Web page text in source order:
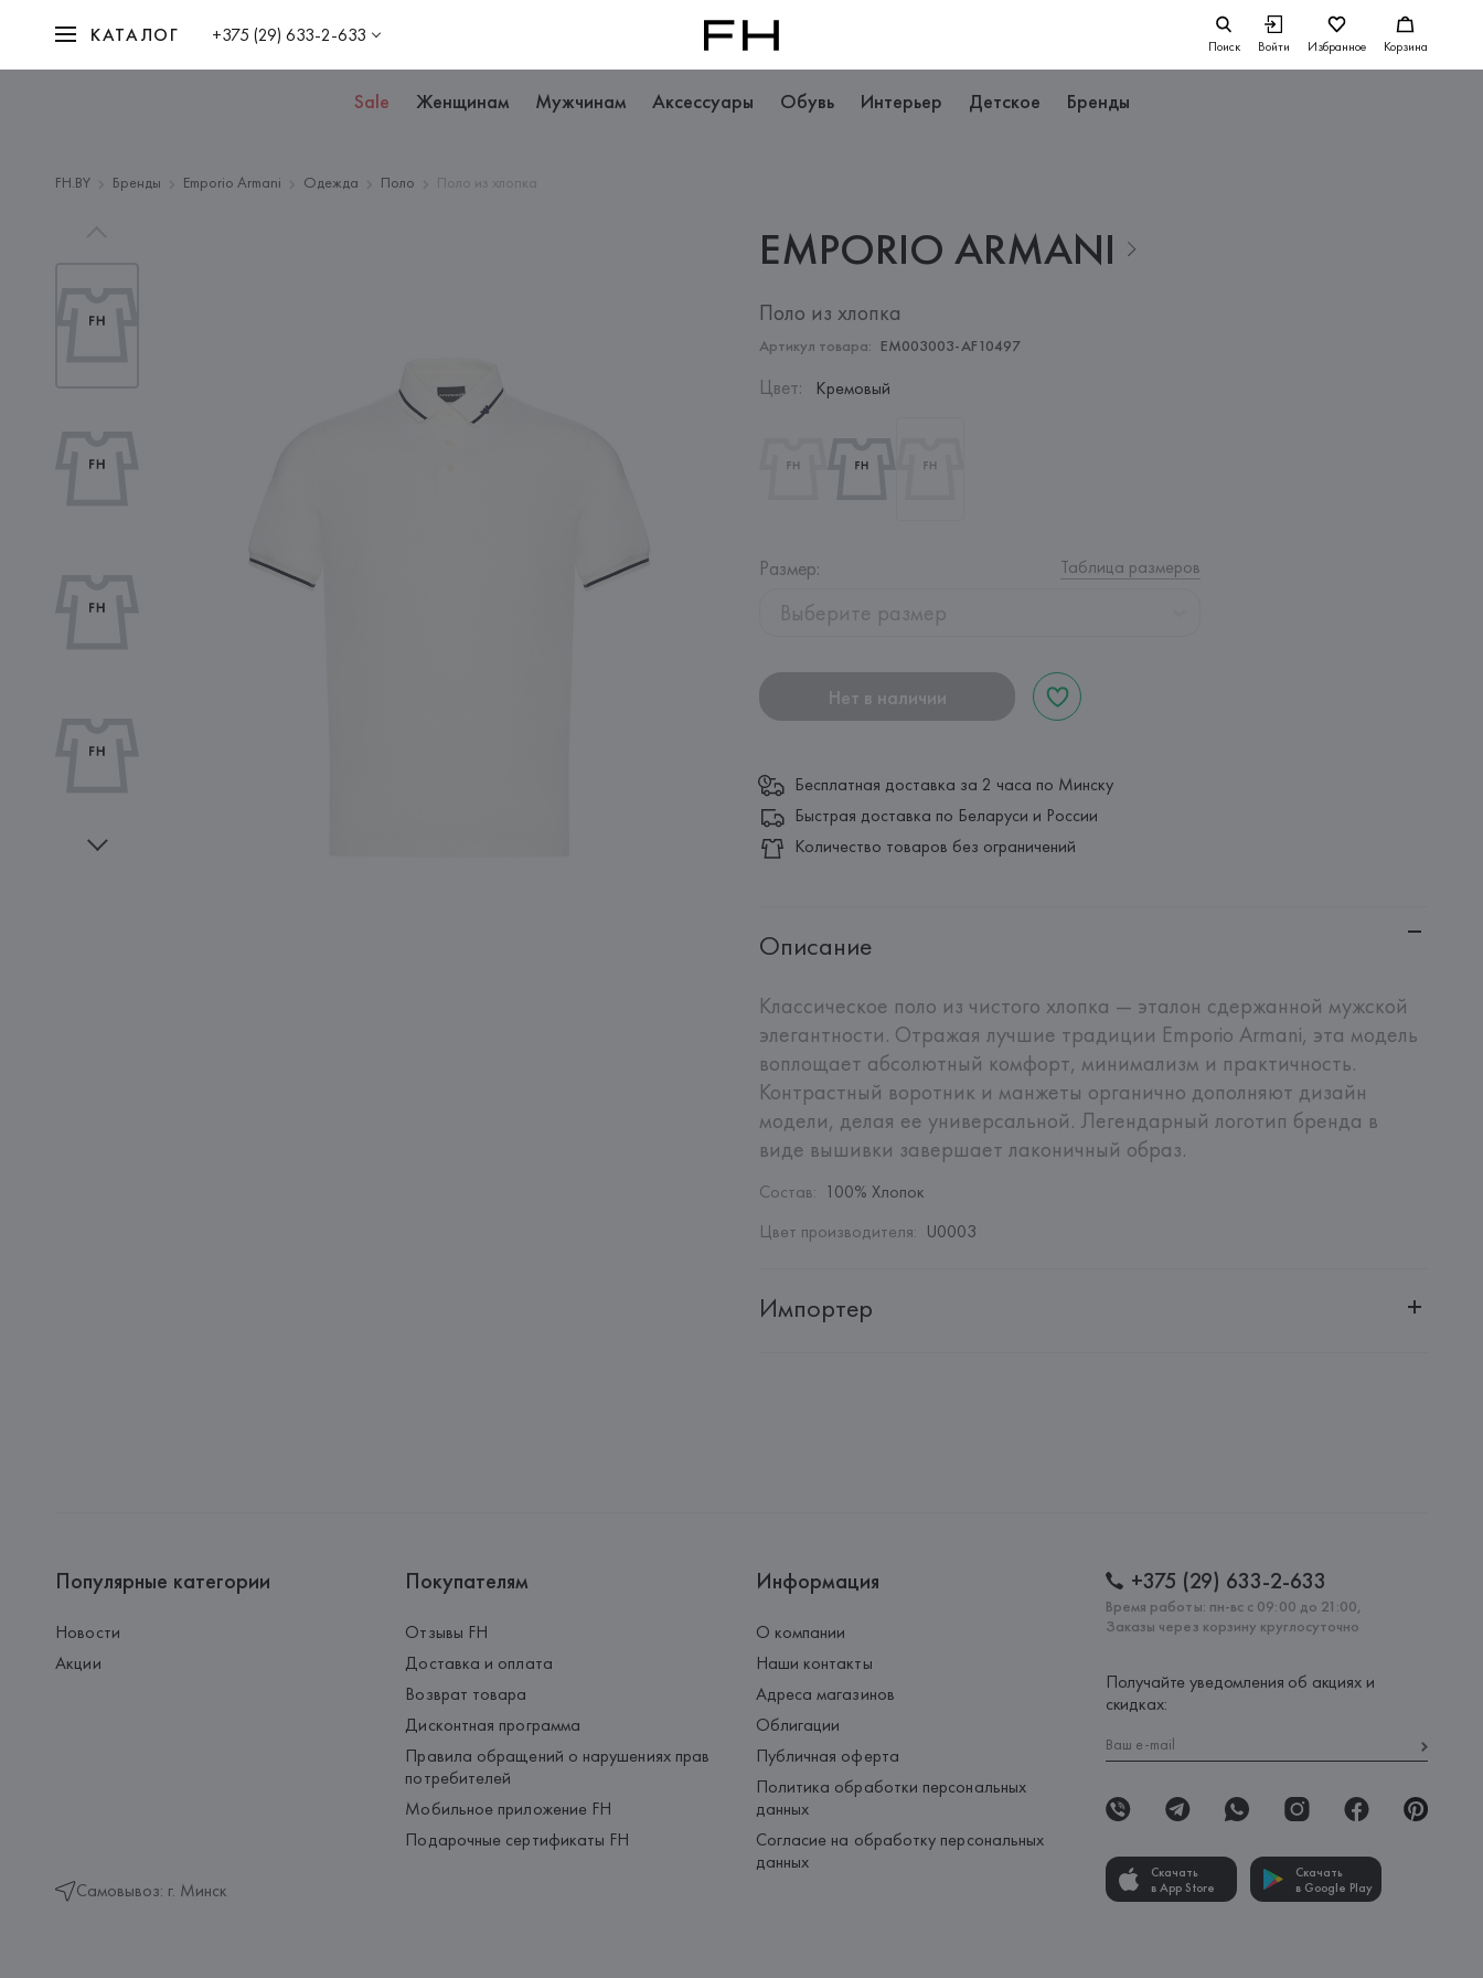
КАТАЛОГ +375 (29) 633-2-633 Поиск Войти Избранное Корзина
Sale Женщинам Мужчинам Аксессуары Обувь Интерьер Детское Бренды
FH.BY Бренды Emporio Armani Одежда Поло Поло из хлопка
EMPORIO ARMANI
Поло из хлопка
Артикул товара: EM003003-AF10497
Цвет: Кремовый
Размер: Таблица размеров
Выберите размер
Нет в наличии
Бесплатная доставка за 2 часа по Минску
Быстрая доставка по Беларуси и России
Количество товаров без ограничений
Описание
Классическое поло из чистого хлопка — эталон сдержанной мужской
элегантности. Отражая лучшие традиции Emporio Armani, эта модель
воплощает абсолютный комфорт, минимализм и практичность.
Контрастный воротник и манжеты органично дополняют дизайн
модели, делая ее универсальной. Легендарный логотип бренда в
виде вышивки завершает лаконичный образ.
Состав: 100% Хлопок
Цвет производителя: U0003
Импортер
Популярные категории
Новости
Акции
Самовывоз: г. Минск
Покупателям
Отзывы FH
Доставка и оплата
Возврат товара
Дисконтная программа
Правила обращений о нарушениях прав
потребителей
Мобильное приложение FH
Подарочные сертификаты FH
Информация
О компании
Наши контакты
Адреса магазинов
Облигации
Публичная оферта
Политика обработки персональных
данных
Согласие на обработку персональных
данных
+375 (29) 633-2-633
Время работы: пн-вс с 09:00 до 21:00,
Заказы через корзину круглосуточно
Получайте уведомления об акциях и
скидках:
Скачать
в App Store
Скачать
в Google Play